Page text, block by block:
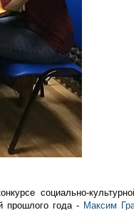
социально-
прошлого года - Максим